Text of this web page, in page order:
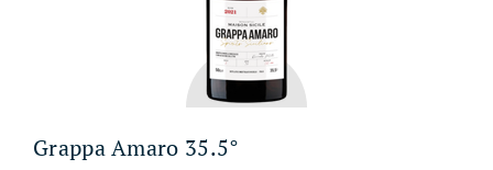
Grappa Amaro 35.5°